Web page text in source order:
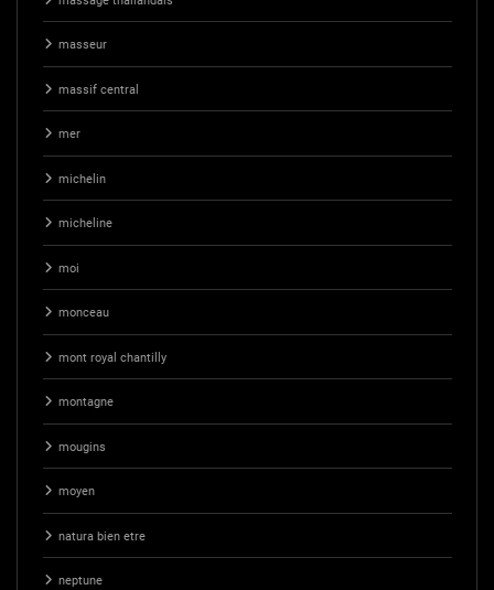
masseur
massif central
mer
michelin
micheline
moi
monceau
mont royal chantilly
montagne
mougins
moyen
natura bien etre
neptune